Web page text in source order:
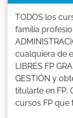
TODOS los
familia
cualquiera de
LIBRES FP
GESTIÓN y
titularte en FP,
cursos FP que